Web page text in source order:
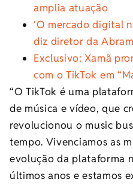
amplia atuação
‘O mercado digital
diz diretor da
Exclusivo: Xamã
com o TikTok em
“O TikTok é uma
de música e vídeo, que
revolucionou o music
tempo. Vivenciamos as
evolução da plataforma
últimos anos e estamos